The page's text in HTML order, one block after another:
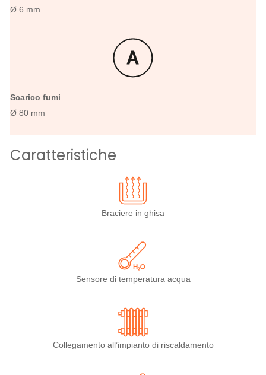
Ø 6 mm
Scarico fumi
Ø 80 mm
Caratteristiche
Braciere in ghisa
Sensore di temperatura acqua
Collegamento all’impianto di riscaldamento